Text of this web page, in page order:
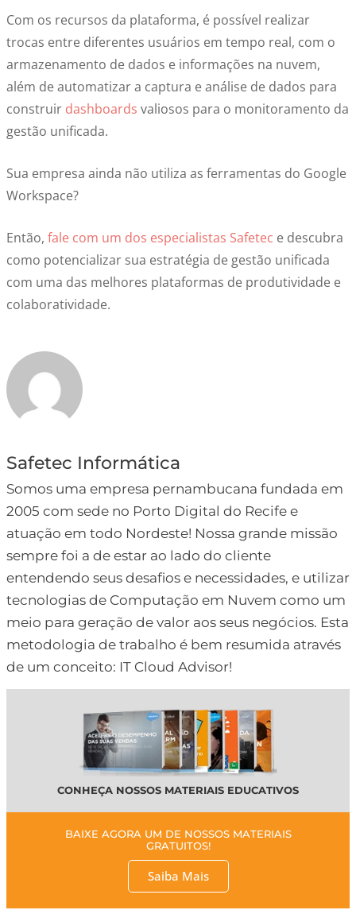
Com os recursos da plataforma, é possível realizar
trocas entre diferentes usuários em tempo real, com o
armazenamento de dados e informações na nuvem,
além de automatizar a captura e análise de dados para
construir dashboards valiosos para o monitoramento da
gestão unificada.
Sua empresa ainda não utiliza as ferramentas do Google
Workspace?
Então, fale com um dos especialistas Safetec e descubra
como potencializar sua estratégia de gestão unificada
com uma das melhores plataformas de produtividade e
colaboratividade.
Safetec Informática
Somos uma empresa pernambucana fundada em
2005 com sede no Porto Digital do Recife e
atuação em todo Nordeste! Nossa grande missão
sempre foi a de estar ao lado do cliente
entendendo seus desafios e necessidades, e utilizar
tecnologias de Computação em Nuvem como um
meio para geração de valor aos seus negócios. Esta
metodologia de trabalho é bem resumida através
de um conceito: IT Cloud Advisor!
CONHEÇA NOSSOS MATERIAIS EDUCATIVOS
BAIXE AGORA UM DE NOSSOS MATERIAIS
GRATUITOS!
Saiba Mais